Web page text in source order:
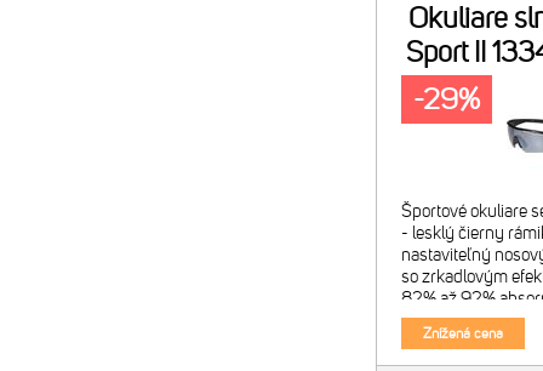
Okuliare
Sport II
Športové okuliare
- lesklý čierny
nastaviteľný
so zrkadlovým
82% až 92%
spĺňajú
z októbra
Znížená cena
-29%